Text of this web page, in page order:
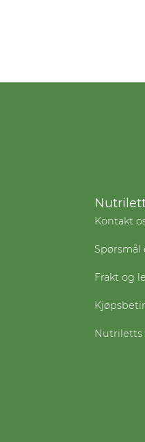
Kontakt
Spørsmål
Frakt og
Nutriletts